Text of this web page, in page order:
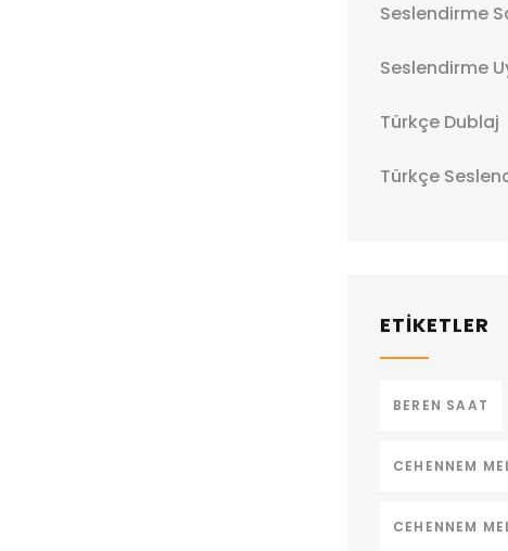
Seslendirme
Seslendirme
Türkçe Dublaj
Türkçe
ETİKETLER
BEREN SAAT
CEHENNEM
CEHENNEM